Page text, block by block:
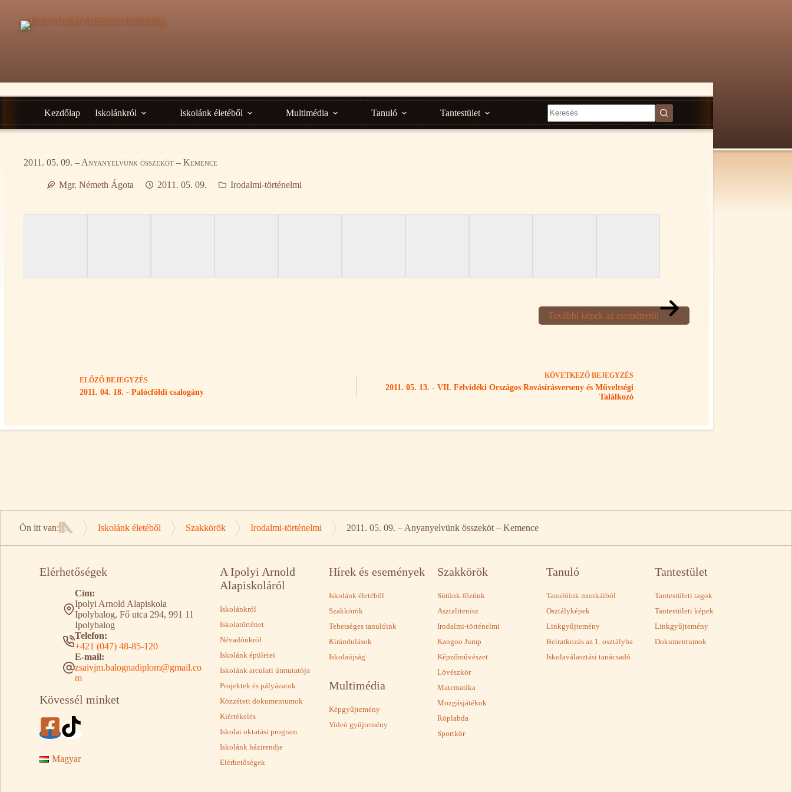
tartalomra
Kezdőlap Iskolánkról Iskolánk életéből Multimédia Tanuló Tantestület
Nincs
találat
2011. 05. 09. – Anyanyelvünk összeköt – Kemence
Mgr. Németh Ágota 2011. 05. 09. Irodalmi-történelmi
További képek az eseményről
ELŐZŐ BEJEGYZÉS
2011. 04. 18. - Palócföldi csalogány
KÖVETKEZŐ BEJEGYZÉS
2011. 05. 13. - VII. Felvidéki Országos Rovásírásverseny és Műveltségi
Találkozó
Ön itt van:
Iskolánk életéből Szakkörök Irodalmi-történelmi 2011. 05. 09. – Anyanyelvünk összeköt – Kemence
Elérhetőségek
Cím:
Ipolyi Arnold Alapiskola
Ipolybalog, Fő utca 294, 991 11
Ipolybalog
Telefon:
+421 (047) 48-85-120
E-mail:
zsaivjm.balognadiplom@gmail.co
m
Kövessél minket
Magyar
A Ipolyi Arnold
Alapiskoláról
Iskolánkról
Iskolatörténet
Névadónkról
Iskolánk épületei
Iskolánk arculati útmutatója
Projektek és pályázatok
Közzétett dokumentumok
Kiértékelés
Iskolai oktatási program
Iskolánk házirendje
Elérhetőségek
Hírek és események
Iskolánk életéből
Szakkörök
Tehetséges tanulóink
Kirándulások
Iskolaújság
Multimédia
Képgyűjtemény
Videó gyűjtemény
Szakkörök
Sütünk-főzünk
Asztalitenisz
Irodalmi-történelmi
Kangoo Jump
Képzőművészet
Lövészkör
Matematika
Mozgásjátékok
Röplabda
Sportkör
Tanuló
Tanulóink munkáiból
Osztályképek
Linkgyűjtemény
Beiratkozás az 1. osztályba
Iskolaválasztási tanácsadó
Tantestület
Tantestületi tagok
Tantestületi képek
Linkgyűjtemény
Dokumentumok